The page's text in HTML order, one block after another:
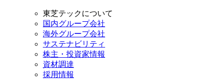
東芝テックについて
国内グループ会社
海外グループ会社
サステナビリティ
株主・投資家情報
資材調達
採用情報